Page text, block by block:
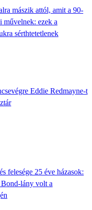
mászik attól, amit a 90-
művelnek: ezek a
sérthtetetlenek
Eddie Redmayne-t
felesége 25 éve házasok:
lány volt a